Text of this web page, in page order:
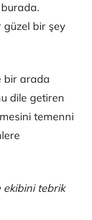
güzel bir şey
bir arada
dile getiren
temenni
ekibini tebrik